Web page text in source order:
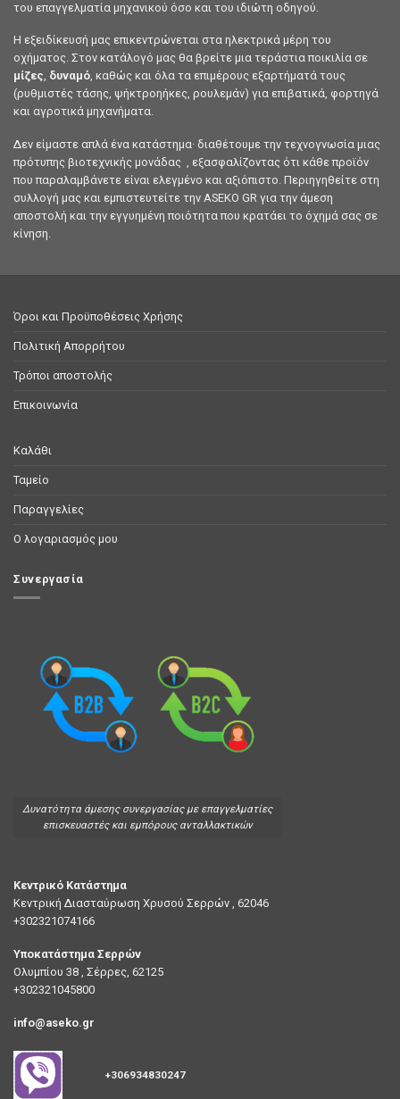
του επαγγελματία μηχανικού όσο και του ιδιώτη οδηγού.
Η εξειδίκευσή μας επικεντρώνεται στα ηλεκτρικά μέρη του
οχήματος. Στον κατάλογό μας θα βρείτε μια τεράστια ποικιλία σε
μίζες, δυναμό, καθώς και όλα τα επιμέρους εξαρτήματά τους
(ρυθμιστές τάσης, ψήκτροηήκες, ρουλεμάν) για επιβατικά, φορτηγά
και αγροτικά μηχανήματα.
Δεν είμαστε απλά ένα κατάστημα· διαθέτουμε την τεχνογνωσία μιας
πρότυπης βιοτεχνικής μονάδας , εξασφαλίζοντας ότι κάθε προϊόν
που παραλαμβάνετε είναι ελεγμένο και αξιόπιστο. Περιηγηθείτε στη
συλλογή μας και εμπιστευτείτε την ASEKO GR για την άμεση
αποστολή και την εγγυημένη ποιότητα που κρατάει το όχημά σας σε
κίνηση.
Όροι και Προϋποθέσεις Χρήσης
Πολιτική Απορρήτου
Τρόποι αποστολής
Επικοινωνία
Καλάθι
Ταμείο
Παραγγελίες
Ο λογαριασμός μου
Συνεργασία
Δυνατότητα άμεσης συνεργασίας με επαγγελματίες
επισκευαστές και εμπόρους ανταλλακτικών
Κεντρικό Κατάστημα
Κεντρική Διασταύρωση Χρυσού Σερρών , 62046
+302321074166
Υποκατάστημα Σερρών
Ολυμπίου 38 , Σέρρες, 62125
+302321045800
info@aseko.gr
+306934830247